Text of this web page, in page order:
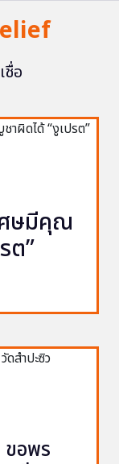
ชื่อ
ศษมีคุณ
ต”
ขอพร